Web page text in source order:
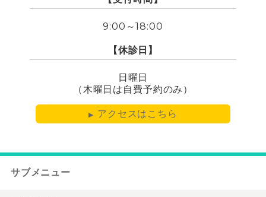
9:00～18:00
【休診日】
日曜日
（木曜日は自費予約のみ）
アクセスはこちら
サブメニュー